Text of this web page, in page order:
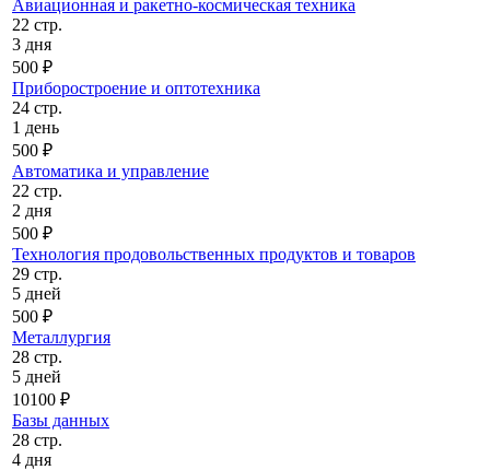
Авиационная и ракетно-космическая техника
22 стр.
3 дня
500 ₽
Приборостроение и оптотехника
24 стр.
1 день
500 ₽
Автоматика и управление
22 стр.
2 дня
500 ₽
Технология продовольственных продуктов и товаров
29 стр.
5 дней
500 ₽
Металлургия
28 стр.
5 дней
10100 ₽
Базы данных
28 стр.
4 дня